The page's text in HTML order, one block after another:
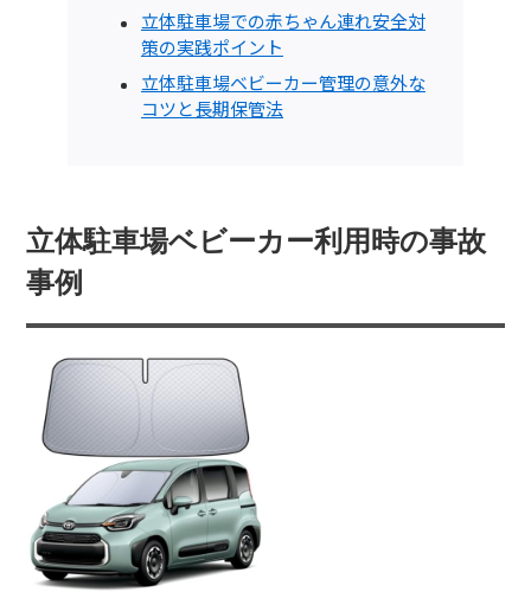
立体駐車場での赤ちゃん連れ安全対
策の実践ポイント
立体駐車場ベビーカー管理の意外な
コツと長期保管法
立体駐車場ベビーカー利用時の事故
事例